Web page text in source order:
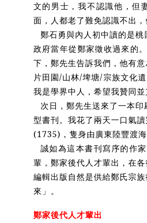
文的男士，我不認識他，但
面，人都老了難免認識不出
鄭石勇與內人初中讀的是
政府當年從鄭家徵收過來的
下，鄭先生告訴我們，他有
片田園/山林/埤塘/宗族文化
我是學界中人，希望我贊同並
次日，鄭先生送來了一本
型書刊。我花了兩天一口氣
(1735)，隻身由廣東陸豐渡
誠如為這本書刊寫序的作
輩，鄭家後代人才輩出，在
編輯出版自然是供給鄭氏宗
來」。
鄭家後代人才輩出